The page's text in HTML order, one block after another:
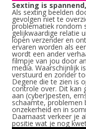
Sexting is
Als sexting beelden
gevolgen niet te
problematiek rondom
gelijkwaardige relatie
lopen verzender en
ervaren worden als
wordt een ander
filmpje van jou door
media. Waarschijnlijk
verstuurd en zonder
Degene die te zien is
controle over. Dit kan
aan (cyber)pesten,
schaamte, problemen
onzekerheid en in
Daarnaast verkeer je
positie wat je nog